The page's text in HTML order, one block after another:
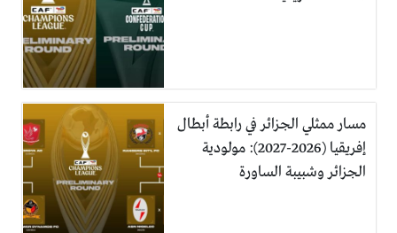
مسار ممثلي الجزائر في رابطة أبطال
إفريقيا (2026-2027): مولودية
الجزائر وشبيبة الساورة